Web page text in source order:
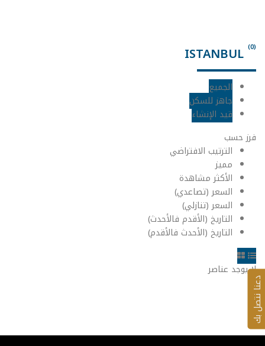
ISTANBUL (0)
الجميع
جاهز للسكن
قيد الإنشاء
فرز حسب
الترتيب الافتراضي
مميز
الأكثر مشاهدة
السعر (تصاعدي)
السعر (تنازلي)
التاريخ (الأقدم فالأحدث)
التاريخ (الأحدث فالأقدم)
لا يوجد عناصر
دعنا نتصل بك